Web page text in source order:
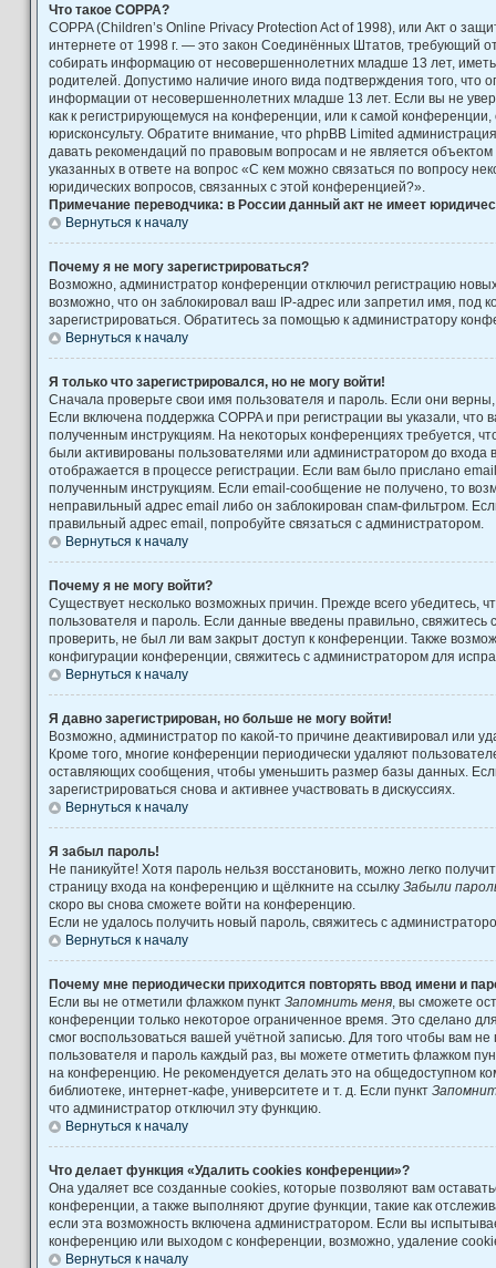
Что такое COPPA?
COPPA (Children’s Online Privacy Protection Act of 1998), или Акт о
интернете от 1998 г. — это закон Соединённых Штатов, требующий
собирать информацию от несовершеннолетних младше 13 лет, иметь
родителей. Допустимо наличие иного вида подтверждения того, что
информации от несовершеннолетних младше 13 лет. Если вы не
как к регистрирующемуся на конференции, или к самой
юрисконсульту. Обратите внимание, что phpBB Limited
давать рекомендаций по правовым вопросам и не является
указанных в ответе на вопрос «С кем можно связаться по вопросу
юридических вопросов, связанных с этой конференцией?».
Примечание переводчика: в России данный акт не имеет
Вернуться к началу
Почему я не могу зарегистрироваться?
Возможно, администратор конференции отключил регистрацию
возможно, что он заблокировал ваш IP-адрес или запретил имя, под
зарегистрироваться. Обратитесь за помощью к администратору
Вернуться к началу
Я только что зарегистрировался, но не могу войти!
Сначала проверьте свои имя пользователя и пароль. Если они
Если включена поддержка COPPA и при регистрации вы указали, что
полученным инструкциям. На некоторых конференциях требуется,
были активированы пользователями или администратором до входа
отображается в процессе регистрации. Если вам было прислано
полученным инструкциям. Если email-сообщение не получено, то
неправильный адрес email либо он заблокирован спам-фильтром.
правильный адрес email, попробуйте связаться с администратором.
Вернуться к началу
Почему я не могу войти?
Существует несколько возможных причин. Прежде всего убедитесь,
пользователя и пароль. Если данные введены правильно, свяжитесь
проверить, не был ли вам закрыт доступ к конференции. Также
конфигурации конференции, свяжитесь с администратором для
Вернуться к началу
Я давно зарегистрирован, но больше не могу войти!
Возможно, администратор по какой-то причине деактивировал или
Кроме того, многие конференции периодически удаляют
оставляющих сообщения, чтобы уменьшить размер базы данных.
зарегистрироваться снова и активнее участвовать в дискуссиях.
Вернуться к началу
Я забыл пароль!
Не паникуйте! Хотя пароль нельзя восстановить, можно легко
страницу входа на конференцию и щёлкните на ссылку Забыли
скоро вы снова сможете войти на конференцию.
Если не удалось получить новый пароль, свяжитесь с
Вернуться к началу
Почему мне периодически приходится повторять ввод имени и
Если вы не отметили флажком пункт Запомнить меня , вы сможете
конференции только некоторое ограниченное время. Это сделано
смог воспользоваться вашей учётной записью. Для того чтобы вам
пользователя и пароль каждый раз, вы можете отметить флажком
на конференцию. Не рекомендуется делать это на общедоступном
библиотеке, интернет-кафе, университете и т. д. Если пункт
что администратор отключил эту функцию.
Вернуться к началу
Что делает функция «Удалить cookies конференции»?
Она удаляет все созданные cookies, которые позволяют вам
конференции, а также выполняют другие функции, такие как
если эта возможность включена администратором. Если вы
конференцию или выходом с конференции, возможно, удаление
Вернуться к началу